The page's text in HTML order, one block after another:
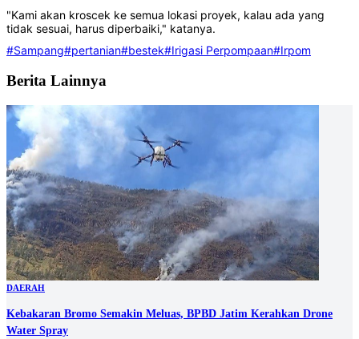
"Kami akan kroscek ke semua lokasi proyek, kalau ada yang
tidak sesuai, harus diperbaiki," katanya.
#Sampang#pertanian#bestek#Irigasi Perpompaan#Irpom
Berita Lainnya
DAERAH
Kebakaran Bromo Semakin Meluas, BPBD Jatim Kerahkan Drone
Water Spray